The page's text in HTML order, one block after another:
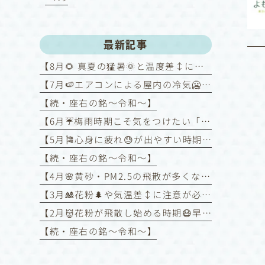
最新記事
【8月🌻 真夏の猛暑🌞と温度差↕️にご注意！～喘息を悪化させないために～】
【7月🍉エアコンによる屋内の冷気🥶と屋外の暑さ🥵との温度差↕️に注意！】
【続・座右の銘〜令和〜】
【6月☔️梅雨時期こそ気をつけたい「喘息コントロール」】
【5月🎏心身に疲れ😓が出やすい時期】
【続・座右の銘〜令和〜】
【4月🌸黄砂・PM2.5の飛散が多くなる時期】
【3月🎎花粉🌲や気温差↕️に注意が必要な時期】
【2月👹花粉が飛散し始める時期😷早めの対策を❗️】
【続・座右の銘〜令和〜】